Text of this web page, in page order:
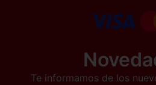
Te informamos de los